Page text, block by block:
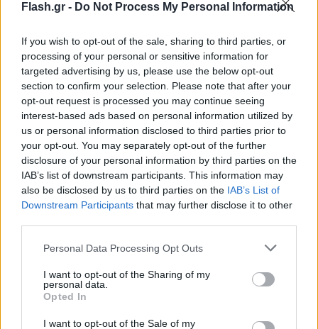
Flash.gr - Do Not Process My Personal Information
If you wish to opt-out of the sale, sharing to third parties, or
processing of your personal or sensitive information for
targeted advertising by us, please use the below opt-out
section to confirm your selection. Please note that after your
opt-out request is processed you may continue seeing
interest-based ads based on personal information utilized by
us or personal information disclosed to third parties prior to
your opt-out. You may separately opt-out of the further
disclosure of your personal information by third parties on the
IAB’s list of downstream participants. This information may
also be disclosed by us to third parties on the IAB’s List of
Downstream Participants that may further disclose it to other
Please note that this website/app uses one or more Google
not limited to your visit or usage behaviour. You may click to
grant or deny consent to Google and its third-party tags to
use your data for below specified purposes in below Google
consent section.
Personal Data Processing Opt Outs
I want to opt-out of the Sharing of my
personal data.
Opted In
I want to opt-out of the Sale of my